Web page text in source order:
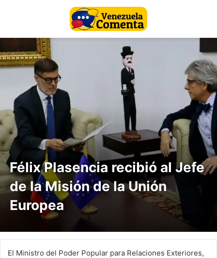
Félix Plasencia recibió al Jefe
de la Misión de la Unión
Europea
El Ministro del Poder Popular para Relaciones Exteriores,